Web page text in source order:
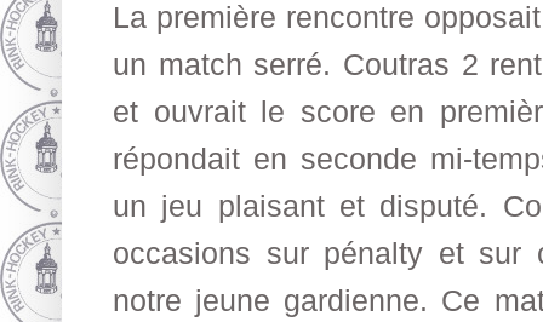
La première rencontre
un match serré. Coutras 2
et ouvrait le score en
répondait en seconde mi-
un jeu plaisant et disputé.
occasions sur pénalty et sur
notre jeune gardienne. Ce